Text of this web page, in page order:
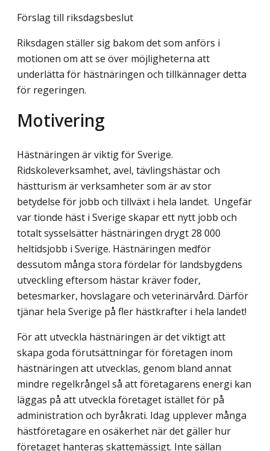
Förslag till riksdagsbeslut
Riksdagen ställer sig bakom det som anförs i
motionen om att se över möjligheterna att
underlätta för hästnäringen och tillkännager detta
för regeringen.
Motivering
Hästnäringen är viktig för Sverige.
Ridskoleverksamhet, avel, tävlingshästar och
hästturism är verksamheter som är av stor
betydelse för jobb och tillväxt i hela landet. Ungefär
var tionde häst i Sverige skapar ett nytt jobb och
totalt sysselsätter hästnäringen drygt 28 000
heltidsjobb i Sverige. Hästnäringen medför
dessutom många stora fördelar för landsbygdens
utveckling eftersom hästar kräver foder,
betesmarker, hovslagare och veterinärvård. Därför
tjänar hela Sverige på fler hästkrafter i hela landet!
För att utveckla hästnäringen är det viktigt att
skapa goda förutsättningar för företagen inom
hästnäringen att utvecklas, genom bland annat
mindre regelkrångel så att företagarens energi kan
läggas på att utveckla företaget istället för på
administration och byråkrati. Idag upplever många
hästföretagare en osäkerhet när det gäller hur
företaget hanteras skattemässigt. Inte sällan